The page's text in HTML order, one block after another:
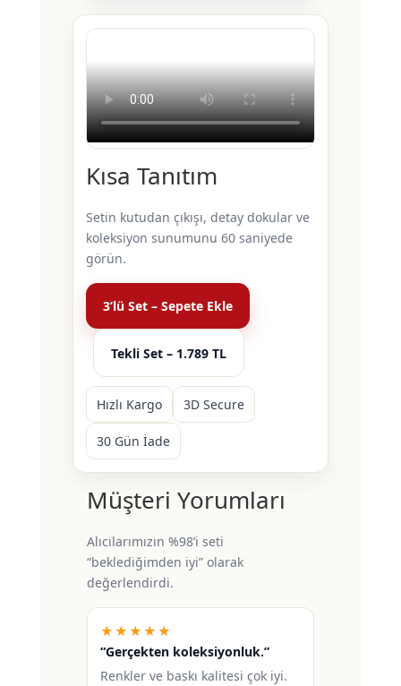
Kısa Tanıtım
Setin kutudan çıkışı, detay dokular ve
koleksiyon sunumunu 60 saniyede
görün.
3’lü Set – Sepete Ekle
Tekli Set – 1.789 TL
Hızlı Kargo 3D Secure
30 Gün İade
Müşteri Yorumları
Alıcılarımızın %98’i seti
“beklediğimden iyi” olarak
değerlendirdi.
★★★★★
“Gerçekten koleksiyonluk.”
Renkler ve baskı kalitesi çok iyi.